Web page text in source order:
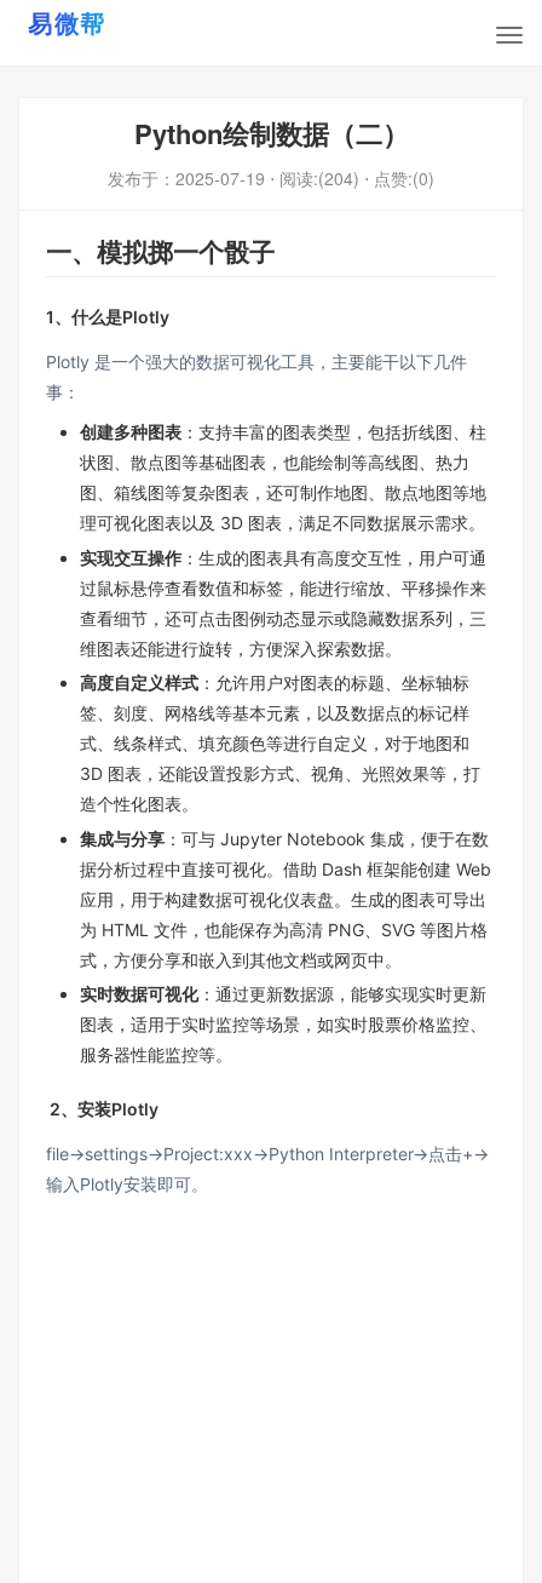
Python绘制数据（二）
发布于： 2025-07-19 ⋅ 阅读:(204) ⋅ 点赞:(0)
一、模拟掷一个骰子
1、什么是Plotly
Plotly 是一个强大的数据可视化工具，主要能干以下几件
事：
创建多种图表 ：支持丰富的图表类型，包括折线图、柱
状图、散点图等基础图表，也能绘制等高线图、热力
图、箱线图等复杂图表，还可制作地图、散点地图等地
理可视化图表以及 3D 图表，满足不同数据展示需求。
实现交互操作 ：生成的图表具有高度交互性，用户可通
过鼠标悬停查看数值和标签，能进行缩放、平移操作来
查看细节，还可点击图例动态显示或隐藏数据系列，三
维图表还能进行旋转，方便深入探索数据。
高度自定义样式 ：允许用户对图表的标题、坐标轴标
签、刻度、网格线等基本元素，以及数据点的标记样
式、线条样式、填充颜色等进行自定义，对于地图和
3D 图表，还能设置投影方式、视角、光照效果等，打
造个性化图表。
集成与分享 ：可与 Jupyter Notebook 集成，便于在数
据分析过程中直接可视化。借助 Dash 框架能创建 Web
应用，用于构建数据可视化仪表盘。生成的图表可导出
为 HTML 文件，也能保存为高清 PNG、SVG 等图片格
式，方便分享和嵌入到其他文档或网页中。
实时数据可视化：通过更新数据源，能够实现实时更新
图表，适用于实时监控等场景，如实时股票价格监控、
服务器性能监控等。
2、安装Plotly
file->settings->Project:xxx->Python Interpreter->点击+->
输入Plotly安装即可。